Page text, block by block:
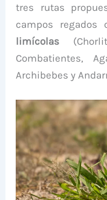
tres rutas
campos regados
limícolas
Combatientes,
Archibebes y